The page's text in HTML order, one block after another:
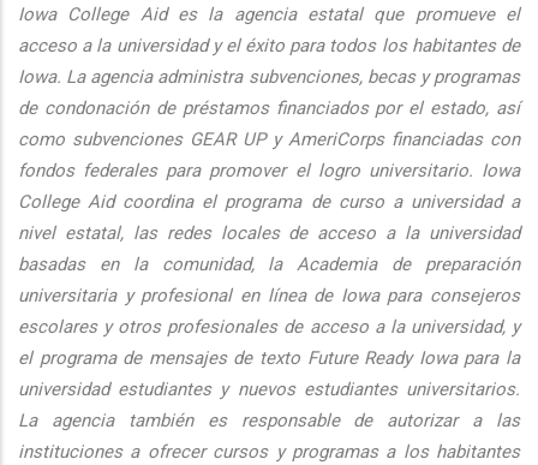
Iowa College Aid es la agencia estatal que promueve el
acceso a la universidad y el éxito para todos los habitantes de
Iowa. La agencia administra subvenciones, becas y programas
de condonación de préstamos financiados por el estado, así
como subvenciones GEAR UP y AmeriCorps financiadas con
fondos federales para promover el logro universitario. Iowa
College Aid coordina el programa de curso a universidad a
nivel estatal, las redes locales de acceso a la universidad
basadas en la comunidad, la Academia de preparación
universitaria y profesional en línea de Iowa para consejeros
escolares y otros profesionales de acceso a la universidad, y
el programa de mensajes de texto Future Ready Iowa para la
universidad estudiantes y nuevos estudiantes universitarios.
La agencia también es responsable de autorizar a las
instituciones a ofrecer cursos y programas a los habitantes